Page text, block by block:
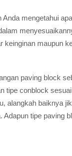
Anda mengetahui
keinginan maupun
paving block
tipe conblock
alangkah baiknya
Adapun tipe paving